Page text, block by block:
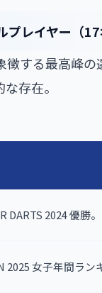
プレイヤー（17
徴する最高峰
存在。
DARTS 2024 優勝
2025 女子年間ラン